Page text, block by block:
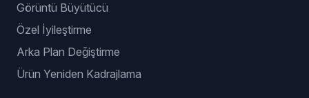
Görüntü Büyütücü
Özel İyileştirme
Arka Plan Değiştirme
Ürün Yeniden Kadrajlama